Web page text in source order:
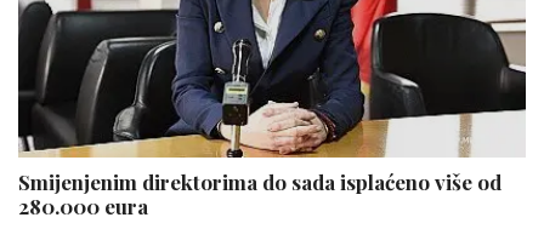
Smijenjenim direktorima do sada isplaćeno više od
280.000 eura